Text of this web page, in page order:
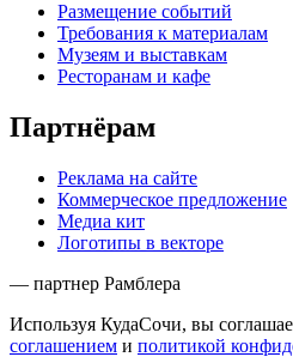
Размещение событий
Требования к материалам
Музеям и выставкам
Ресторанам и кафе
Партнёрам
Реклама на сайте
Коммерческое предложение
Медиа кит
Логотипы в векторе
— партнер Рамблера
Используя КудаСочи, вы
соглашением и политикой